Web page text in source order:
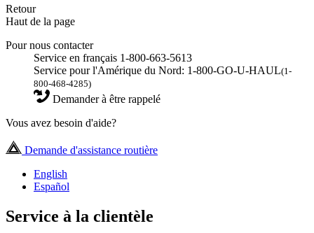
Retour
Haut de la page
Pour nous contacter
Service en français 1-800-663-5613
Service pour l'Amérique du Nord: 1-800-GO-U-HAUL(1-
800-468-4285)
Demander à être rappelé
Vous avez besoin d'aide?
Demande d'assistance routière
English
Español
Service à la clientèle